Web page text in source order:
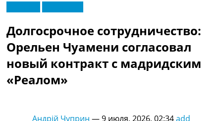
МенюНовости футбола
Видео
Трансферы
Новости футбола Украины
Последние комментарии
Конкурс прогнозов
Долгосрочное сотрудничество:
Орельен Чуамени согласовал
новый контракт с мадридским
«Реалом»
Андрій Чуприн —9 июля, 2026, 02:34add